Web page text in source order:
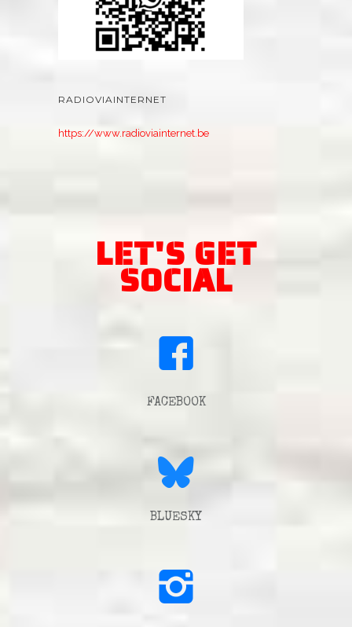
RADIOVIAINTERNET
https://www.radioviainternet.be
LET'S GET
SOCIAL
FACEBOOK
BLUESKY